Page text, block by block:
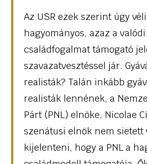
Az USR ezek szerint úgy
hagyományos, azaz a valódi
családfogalmat támogató
szavazatvesztéssel jár.
realisták? Talán inkább
realisták lennének, a
Párt (PNL) elnöke, Nicolae
szenátusi elnök nem sietett
kijelenteni, hogy a PNL a